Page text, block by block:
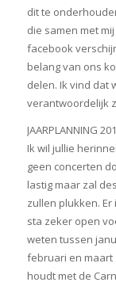
dit te
die samen met
facebook
belang van ons
delen. Ik vind dat
verantwoordelijk
JAARPLANNING
Ik wil jullie
geen concerten
lastig maar zal
zullen plukken.
sta zeker open
weten tussen
februari en maart
houdt met de